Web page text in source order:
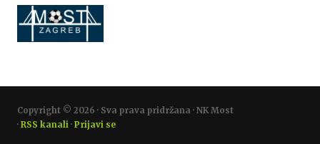
Copyright © 2026 · Sva prava pridržana · NK Most
· RSS kanali · Prijavi se